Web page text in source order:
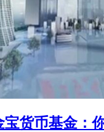
宝货币基金：